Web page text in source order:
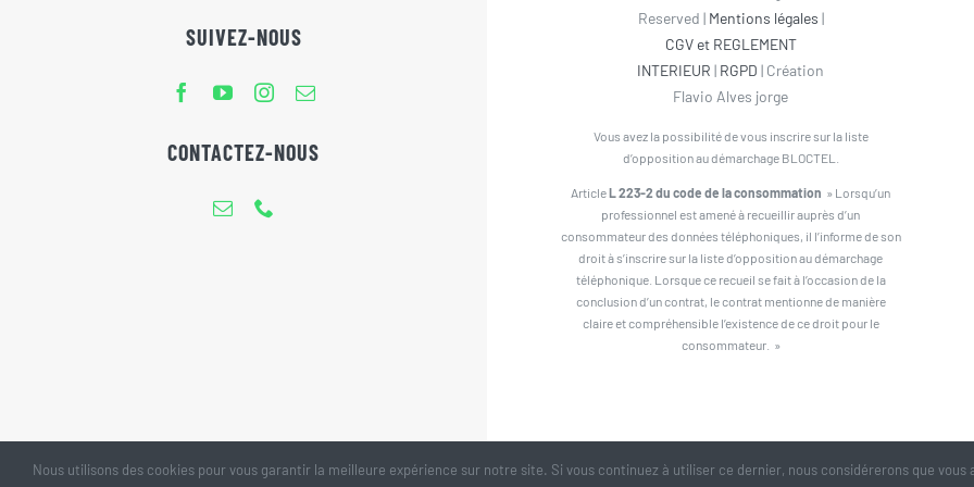
SUIVEZ-NOUS
CONTACTEZ-NOUS
Reserved | Mentions légales |
CGV et REGLEMENT
INTERIEUR | RGPD | Création
Flavio Alves jorge
Vous avez la possibilité de vous inscrire sur la liste
d’opposition au démarchage BLOCTEL.
ArticleL 223-2 du code de la consommation » Lorsqu’un
professionnel est amené à recueillir auprès d’un
consommateur des données téléphoniques, il l’informe de son
droit à s’inscrire sur la liste d’opposition au démarchage
téléphonique. Lorsque ce recueil se fait à l’occasion de la
conclusion d’un contrat, le contrat mentionne de manière
claire et compréhensible l’existence de ce droit pour le
consommateur. »
Nous utilisons des cookies pour vous garantir la meilleure expérience sur notre site. Si vous continuez à utiliser ce dernier, nous considérerons que